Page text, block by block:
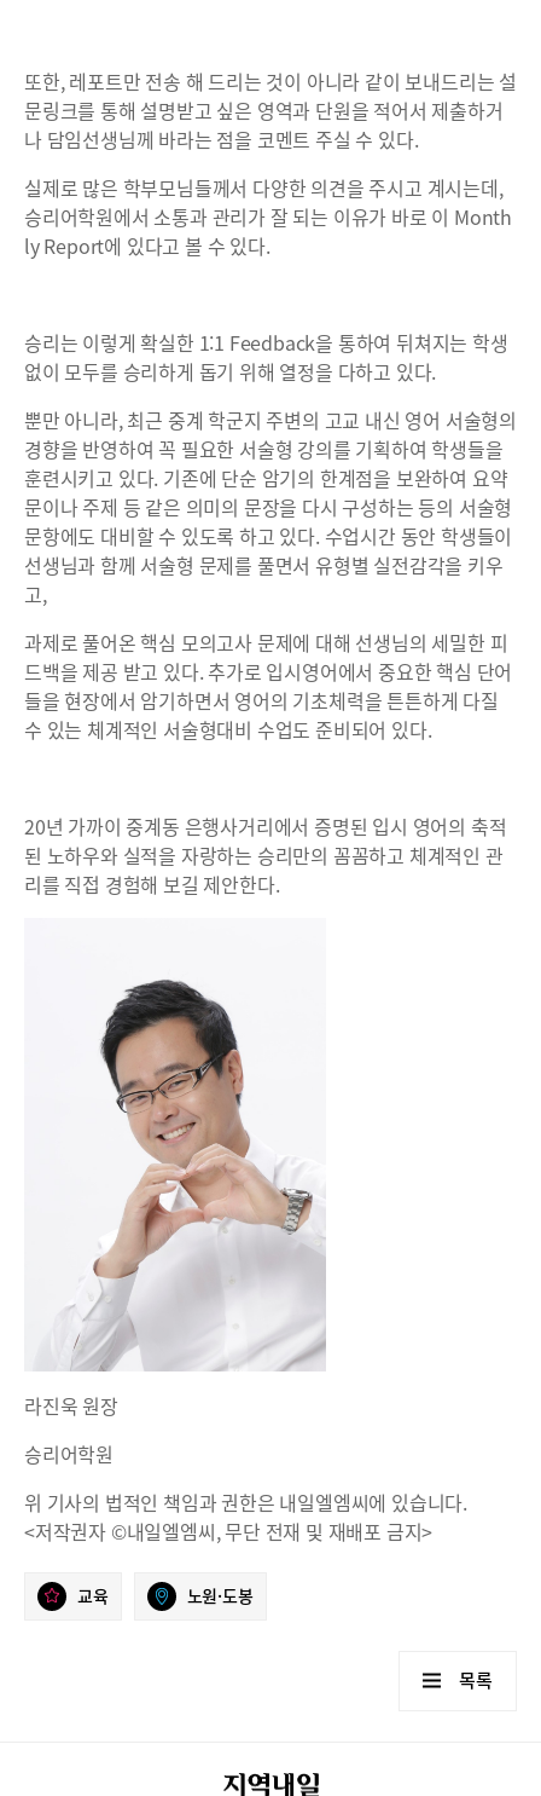
또한, 레포트만 전송 해 드리는 것이 아니라 같이 보내드리는 설
문링크를 통해 설명받고 싶은 영역과 단원을 적어서 제출하거
나 담임선생님께 바라는 점을 코멘트 주실 수 있다.
실제로 많은 학부모님들께서 다양한 의견을 주시고 계시는데,
승리어학원에서 소통과 관리가 잘 되는 이유가 바로 이 Month
ly Report에 있다고 볼 수 있다.
승리는 이렇게 확실한 1:1 Feedback을 통하여 뒤쳐지는 학생
없이 모두를 승리하게 돕기 위해 열정을 다하고 있다.
뿐만 아니라, 최근 중계 학군지 주변의 고교 내신 영어 서술형의
경향을 반영하여 꼭 필요한 서술형 강의를 기획하여 학생들을
훈련시키고 있다. 기존에 단순 암기의 한계점을 보완하여 요약
문이나 주제 등 같은 의미의 문장을 다시 구성하는 등의 서술형
문항에도 대비할 수 있도록 하고 있다. 수업시간 동안 학생들이
선생님과 함께 서술형 문제를 풀면서 유형별 실전감각을 키우
고,
과제로 풀어온 핵심 모의고사 문제에 대해 선생님의 세밀한 피
드백을 제공 받고 있다. 추가로 입시영어에서 중요한 핵심 단어
들을 현장에서 암기하면서 영어의 기초체력을 튼튼하게 다질
수 있는 체계적인 서술형대비 수업도 준비되어 있다.
20년 가까이 중계동 은행사거리에서 증명된 입시 영어의 축적
된 노하우와 실적을 자랑하는 승리만의 꼼꼼하고 체계적인 관
리를 직접 경험해 보길 제안한다.
라진욱 원장
승리어학원
위 기사의 법적인 책임과 권한은 내일엘엠씨에 있습니다.
<저작권자 ©내일엘엠씨, 무단 전재 및 재배포 금지>
교육 노원·도봉
목록